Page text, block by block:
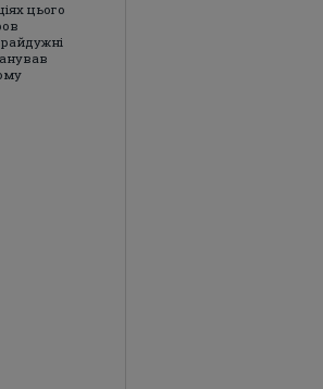
цього
райдужні